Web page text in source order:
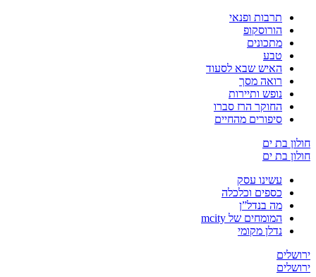
תרבות ופנאי
הורוסקופ
מתכונים
טבע
האיש שבא לסעוד
רואה מסך
נופש ותיירות
החוקר הרז סברו
סיפורים מהחיים
בת ים
בת ים
עשינו עסק
כספים וכלכלה
מה בנדל”ן
המומחים של mcity
נדלן מקומי